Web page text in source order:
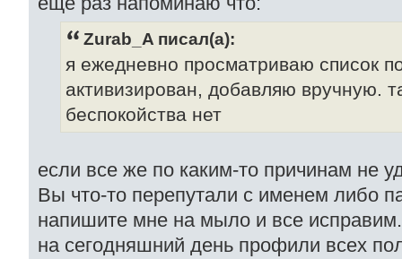
Zurab_A писал(а):
я ежедневно просматриваю список
активизирован, добавляю вручную.
беспокойства нет
если все же по каким-то причинам не
Вы что-то перепутали с именем либо
напишите мне на мыло и все исправим.
на сегодняшний день профили всех